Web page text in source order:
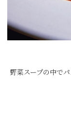
野菜スープの中で